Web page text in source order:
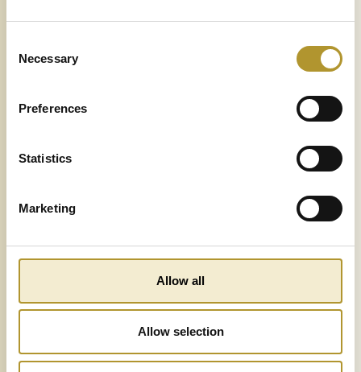
Selection
Necessary
Preferences
Statistics
Marketing
Allow all
Allow selection
göra egna menyer?
Hur gör jag om någon
särkost?